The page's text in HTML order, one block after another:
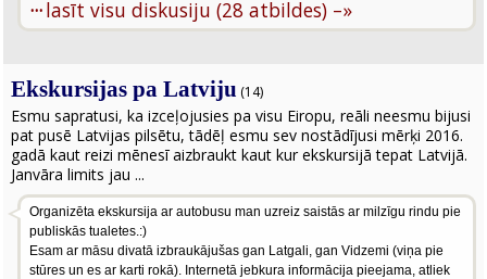
···lasīt visu diskusiju (28 atbildes) –»
Ekskursijas pa Latviju (14)
Esmu sapratusi, ka izceļojusies pa visu Eiropu, reāli neesmu bijusi
pat pusē Latvijas pilsētu, tādēļ esmu sev nostādījusi mērķi 2016.
gadā kaut reizi mēnesī aizbraukt kaut kur ekskursijā tepat Latvijā.
Janvāra limits jau ...
Organizēta ekskursija ar autobusu man uzreiz saistās ar milzīgu rindu pie
publiskās tualetes.:)
Esam ar māsu divatā izbraukājušas gan Latgali, gan Vidzemi (viņa pie
stūres un es ar karti rokā). Internetā jebkura informācija pieejama, atliek